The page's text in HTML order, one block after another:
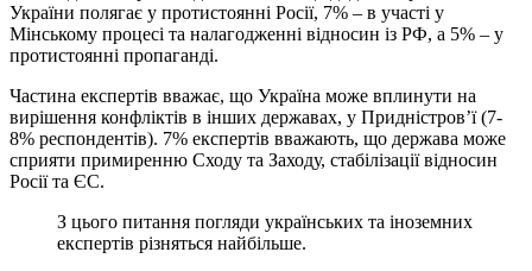
України полягає у протистоянні Росії, 7% – в участі у
Мінському процесі та налагодженні відносин із РФ, а 5% – у
протистоянні пропаганді.
Частина експертів вважає, що Україна може вплинути на
вирішення конфліктів в інших державах, у Придністров’ї (7-
8% респондентів). 7% експертів вважають, що держава може
сприяти примиренню Сходу та Заходу, стабілізації відносин
Росії та ЄС.
З цього питання погляди українських та іноземних
експертів різняться найбільше.